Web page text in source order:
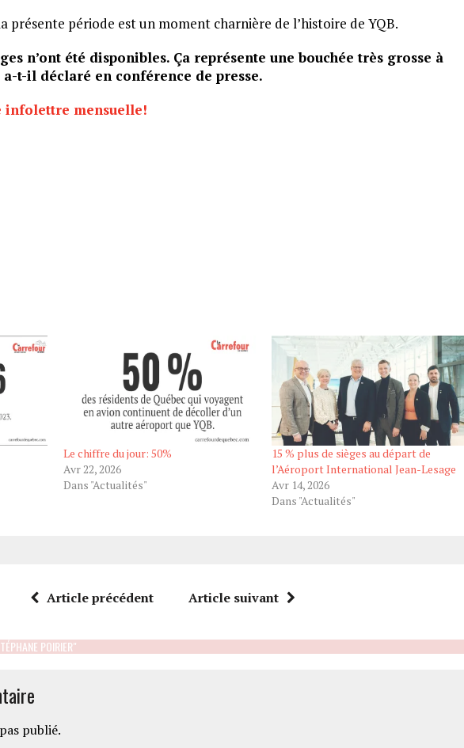
présente période est un moment charnière de l’histoire de YQB.
n’ont été disponibles. Ça représente une bouchée très grosse à
t-il déclaré en conférence de presse.
infolettre mensuelle!
Le chiffre du jour: 50%
Avr 22, 2026
Dans "Actualités"
15 % plus de sièges au départ de
l’Aéroport International Jean-Lesage
Avr 14, 2026
Dans "Actualités"
Article précédent Article suivant
POIRIER"
publié.